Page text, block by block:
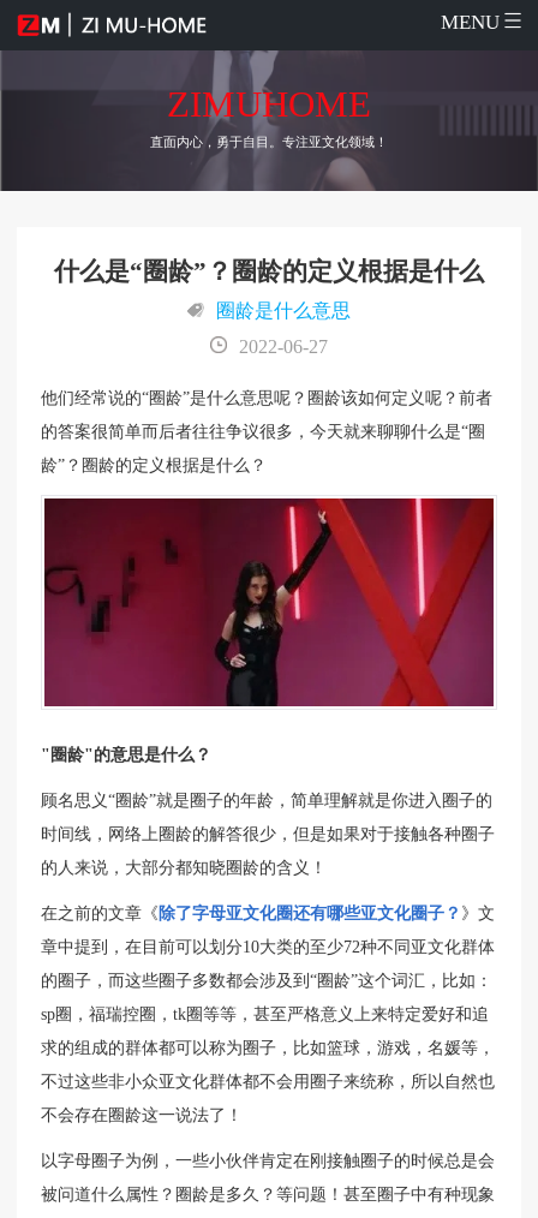
MENU
ZIMUHOME
直面内心，勇于自目。专注亚文化领域！
什么是“圈龄”？圈龄的定义根据是什么
圈龄是什么意思
2022-06-27
他们经常说的“圈龄”是什么意思呢？圈龄该如何定义呢？前者
的答案很简单而后者往往争议很多，今天就来聊聊什么是“圈
龄”？圈龄的定义根据是什么？
"圈龄"的意思是什么？
顾名思义“圈龄”就是圈子的年龄，简单理解就是你进入圈子的
时间线，网络上圈龄的解答很少，但是如果对于接触各种圈子
的人来说，大部分都知晓圈龄的含义！
在之前的文章《 除了字母亚文化圈还有哪些亚文化圈子？ 》文
章中提到，在目前可以划分10大类的至少72种不同亚文化群体
的圈子，而这些圈子多数都会涉及到“圈龄”这个词汇，比如：
sp圈，福瑞控圈，tk圈等等，甚至严格意义上来特定爱好和追
求的组成的群体都可以称为圈子，比如篮球，游戏，名媛等，
不过这些非小众亚文化群体都不会用圈子来统称，所以自然也
不会存在圈龄这一说法了！
以字母圈子为例，一些小伙伴肯定在刚接触圈子的时候总是会
被问道什么属性？圈龄是多久？等问题！甚至圈子中有种现象